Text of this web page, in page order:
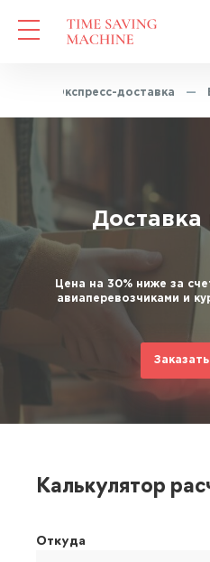
Экспресс-доставка —
Доставка
Цена на 30% ниже за
авиаперевозчиками и
Заказать
Калькулятор
Откуда